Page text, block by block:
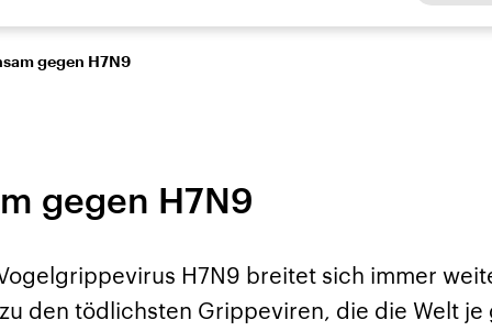
Wissen Kultur Europa
Beiträge,
Aktuelle Lage und
Der Überfall der
Aktuelle Lage und
Der Iran – seit der
gegen H7N9
gegen H7N9
H7N9 breitet sich immer
den tödlichsten Grippeviren, die die Welt je